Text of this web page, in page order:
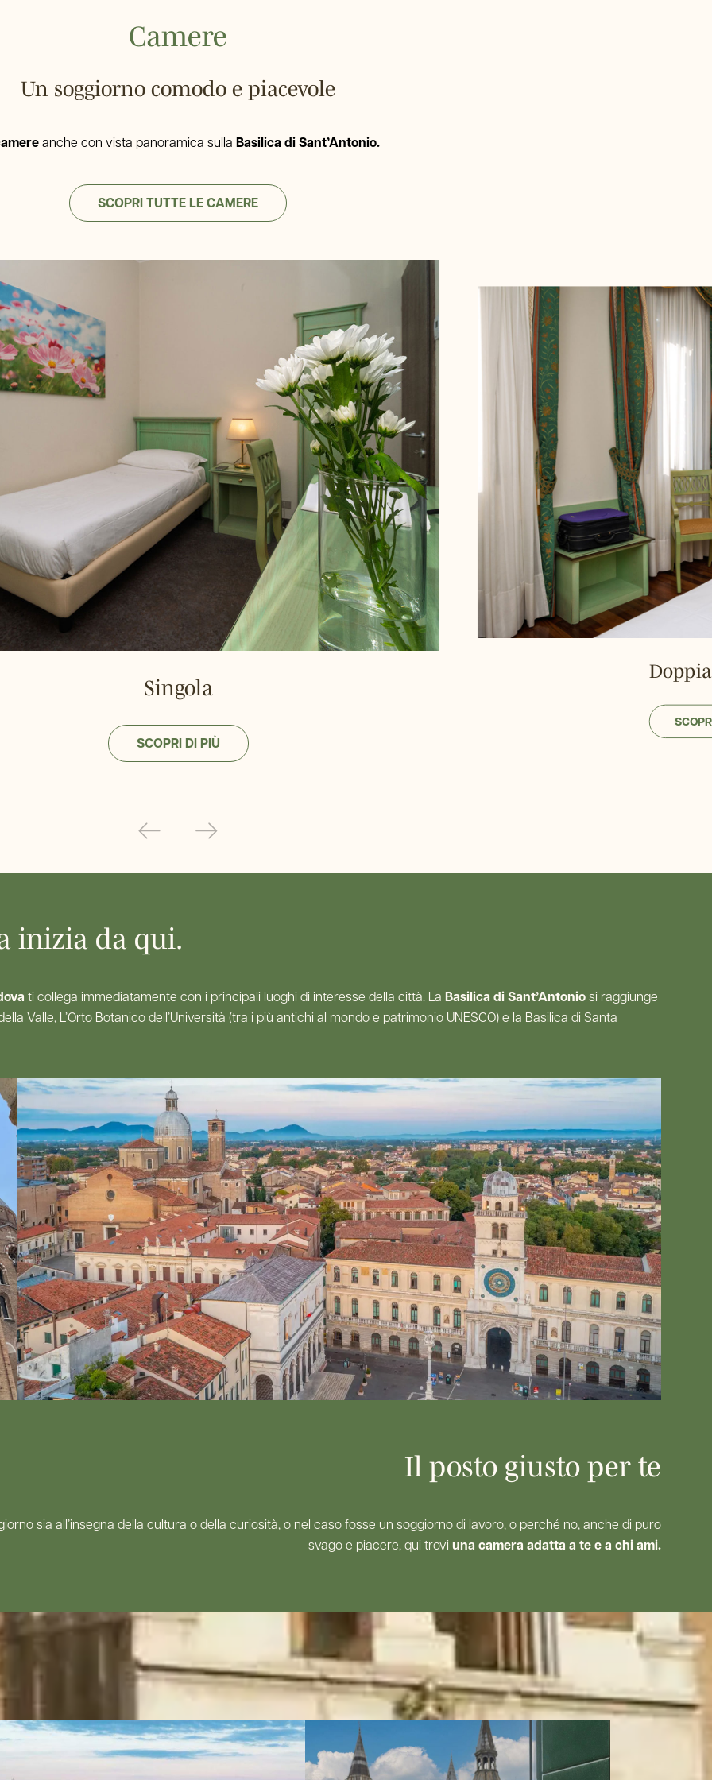
Camere
Un soggiorno comodo e piacevole
anche con vista panoramica sulla Basilica di Sant’Antonio.
SCOPRI TUTTE LE CAMERE
Doppia Classic
SCOPRI DI PIÙ
Doppia
inizia da qui.
ti collega immediatamente con i principali luoghi di interesse della città. La Basilica di Sant’Antoniosi raggiunge
Valle, L’Orto Botanico dell’Università (tra i più antichi al mondo e patrimonio UNESCO) e la Basilica di Santa
Il posto giusto per te
sia all’insegna della cultura o della curiosità, o nel caso fosse un soggiorno di lavoro, o perché no, anche di puro
svago e piacere, qui trovi una camera adatta a te e a chi ami.